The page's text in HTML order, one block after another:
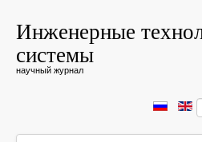
Инженерные
системы
научный журнал